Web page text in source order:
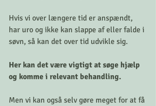
Hvis vi over længere tid er anspændt,
har uro og ikke kan slappe af eller falde i
søvn, så kan det over tid udvikle sig.
Her kan det være vigtigt at søge hjælp
og komme i relevant behandling.
Men vi kan også selv gøre meget for at få